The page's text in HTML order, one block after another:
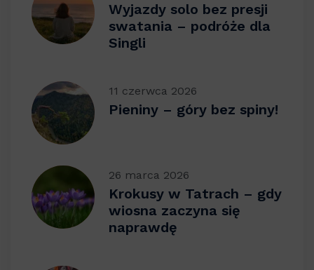
Wyjazdy solo bez presji
swatania – podróże dla
Singli
11 czerwca 2026
Pieniny – góry bez spiny!
26 marca 2026
Krokusy w Tatrach – gdy
wiosna zaczyna się
naprawdę